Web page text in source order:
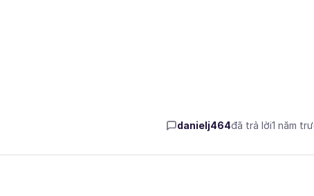
danielj464đã trả lời1 năm